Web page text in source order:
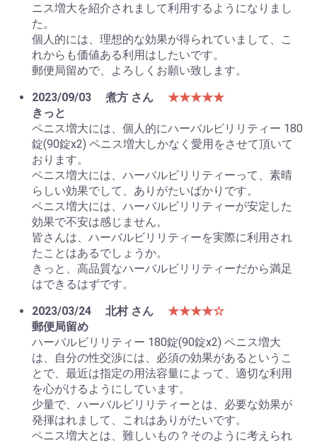
ニス増大を紹介されまして利用するようになりまし
た。
個人的には、理想的な効果が得られていまして、こ
れからも価値ある利用はしたいです。
郵便局留めで、よろしくお願い致します。
2023/09/03
煮方 さん
★★★★★
きっと
ペニス増大には、個人的にハーバルビリリティー 180
錠(90錠x2) ペニス増大しかなく愛用をさせて頂いて
おります。
ペニス増大には、ハーバルビリリティーって、素晴
らしい効果でして、ありがたいばかりです。
ペニス増大には、ハーバルビリリティーが安定した
効果で不安は感じません。
皆さんは、ハーバルビリリティーを実際に利用され
たことはあるでしょうか。
きっと、高品質なハーバルビリリティーだから満足
はできるはずです。
2023/03/24
北村 さん
★★★★☆
郵便局留め
ハーバルビリリティー 180錠(90錠x2) ペニス増大
は、自分の性交渉には、必須の効果があるというこ
とで、最近は指定の用法容量によって、適切な利用
を心がけるようにしています。
少量で、ハーバルビリリティーとは、必要な効果が
発揮はれまして、これはありがたいです。
ペニス増大とは、難しいもの？そのように考えられ